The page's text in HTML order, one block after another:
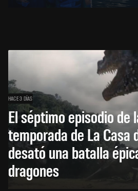
HACE 3 DÍAS
El séptimo episodio de
temporada de La Casa
desató una batalla
dragones